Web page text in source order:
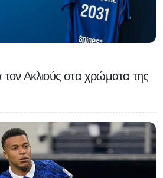
τον Ακλιούς στα χρώματα της